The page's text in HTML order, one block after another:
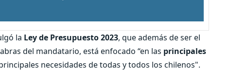
la Ley de Presupuesto 2023, que además de ser el
del mandatario, está enfocado “en las principales
necesidades de todas y todos los chilenos".